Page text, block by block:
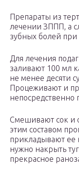
Препараты из
лечении ЗППП, а
зубных болей при
Для лечения
заливают 100 мл
не менее десяти
Процеживают и
Смешивают сок и
этим составом
прикладывают ее
нужно накрыть
прекрасное